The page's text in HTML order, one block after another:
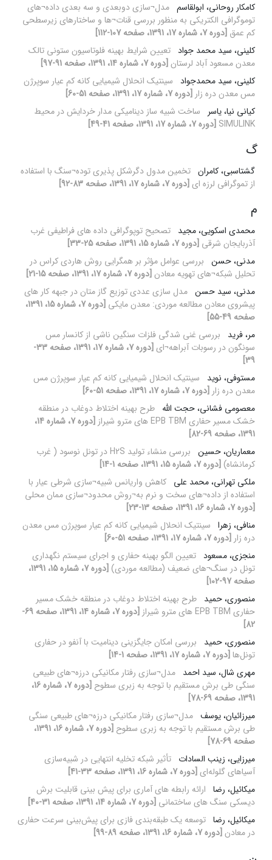
کامکار روحانی، ابولقاسم مدل¬سازی دوبعدی و سه بعدی داده¬های
توموگرافی الکتریکی به منظور بررسی قنات¬ها و ساختارهای زیرسطحی
کم عمق [دوره 7، شماره 17، 1391، صفحه 107-112]
کلینی، سید محمد جواد تعیین شرایط بهینه فلوتاسیون ستونی تالک
معدن مسعود آباد لرستان [دوره 7، شماره 14، 1391، صفحه 91-97]
کلینی، سید محمدجواد سینتیک انحلال شیمیایی کانه کم عیار سوپرژن
مس معدن دره زار [دوره 7، شماره 17، 1391، صفحه 51-60]
کیانی نیا، یاسر
ساخت شبیه ساز دینامیکی مدار خردایش در محیط
SIMULINK [دوره 7، شماره 17، 1391، صفحه 41-49]
گ
گشتاسبی، کامران تخمین مدول دگرشکل پذیری توده¬سنگ با استفاده
از تموگرافی لرزه ای [دوره 7، شماره 17، 1391، صفحه 83-92]
م
محمدی اسکویی، مجید تصحیح توپوگرافی داده های فراطیفی غرب
آذربایجان شرقی [دوره 7، شماره 15، 1391، صفحه 25-33]
مدنی، حسن بررسی عوامل مؤثر بر همگرایی روش هاردی کراس در
تحلیل شبکه¬های تهویه معادن [دوره 7، شماره 17، 1391، صفحه 15-21]
مدنی، سید حسن مدل سازی عددی توزیع گاز متان در جبهه کار های
پیشروی معادن مطالعه موردی: معدن مایکی
[دوره 7، شماره 15، 1391،
صفحه 49-55]
مر، فرید
بررسی غنی شدگی فلزات سنگین ناشی از کانسار مس
سونگون در رسوبات آبراهه¬ای
[دوره 7، شماره 17، 1391، صفحه 33-
39]
مستوفی، نوید
سینتیک انحلال شیمیایی کانه کم عیار سوپرژن مس
معدن دره زار [دوره 7، شماره 17، 1391، صفحه 51-60]
معصومی فشانی، حجت الله طرح بهینه اختلاط دوغاب در منطقه
خشک مسیر حفاری EPB TBM های مترو شیراز
[دوره 7، شماره 14،
1391، صفحه 69-82]
معماریان، حسین
بررسی منشاء تولید H2S در تونل نوسود ( غرب
کرمانشاه) [دوره 7، شماره 15، 1391، صفحه 1-14]
ملکی تهرانی، محمد علی کاهش واریانس شبیه¬سازی شرطی عیار با
استفاده از داده¬های سخت و نرم به¬روش محدود¬سازی ممان محلی
[دوره 7، شماره 16، 1391، صفحه 13-23]
منافی، زهرا سینتیک انحلال شیمیایی کانه کم عیار سوپرژن مس معدن
دره زار [دوره 7، شماره 17، 1391، صفحه 51-60]
منجزی، مسعود تعیین الگو بهینه حفاری و اجرای سیستم نگهداری
تونل در سنگ¬های ضعیف (مطالعه موردی)
[دوره 7، شماره 15، 1391،
صفحه 97-102]
منصوری، حمید طرح بهینه اختلاط دوغاب در منطقه خشک مسیر
حفاری EPB TBM های مترو شیراز
[دوره 7، شماره 14، 1391، صفحه 69-
82]
منصوری، حمید
بررسی امکان جایگزینی دینامیت با آنفو در حفاری
تونل‌ها [دوره 7، شماره 17، 1391، صفحه 1-14]
مهری شال، سید احمد مدل¬سازی رفتار مکانیکی درزه¬های طبیعی
سنگی طی برش مستقیم با توجه به زبری سطوح
[دوره 7، شماره 16،
1391، صفحه 69-78]
میرزائیان، یوسف مدل¬سازی رفتار مکانیکی درزه¬های طبیعی سنگی
طی برش مستقیم با توجه به زبری سطوح
[دوره 7، شماره 16، 1391،
صفحه 69-78]
میرزایی، زینب السادات تأثیر شبکه تخلیه انتهایی در شبیه‌سازی
آسیاهای گلوله‌ای [دوره 7، شماره 16، 1391، صفحه 33-41]
میکائیل، رضا ارائه رابطه های آماری برای پیش بینی قابلیت برش
دیسکی سنگ های ساختمانی [دوره 7، شماره 14، 1391، صفحه 31-40]
میکائیل، رضا توسعه یک طبقه‌بندی فازی برای پیش‌بینی سرعت حفاری
در معادن [دوره 7، شماره 16، 1391، صفحه 89-99]